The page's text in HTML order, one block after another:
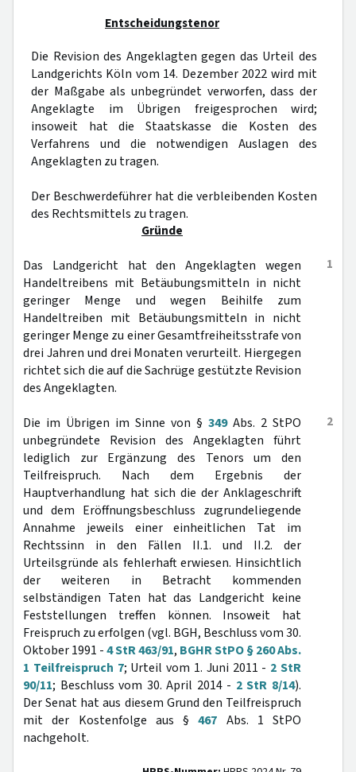
Entscheidungstenor
Die Revision des Angeklagten gegen das Urteil des
Landgerichts Köln vom 14. Dezember 2022 wird mit
der Maßgabe als unbegründet verworfen, dass der
Angeklagte im Übrigen freigesprochen wird;
insoweit hat die Staatskasse die Kosten des
Verfahrens und die notwendigen Auslagen des
Angeklagten zu tragen.
Der Beschwerdeführer hat die verbleibenden Kosten
des Rechtsmittels zu tragen.
Gründe
1
Das Landgericht hat den Angeklagten wegen
Handeltreibens mit Betäubungsmitteln in nicht
geringer Menge und wegen Beihilfe zum
Handeltreiben mit Betäubungsmitteln in nicht
geringer Menge zu einer Gesamtfreiheitsstrafe von
drei Jahren und drei Monaten verurteilt. Hiergegen
richtet sich die auf die Sachrüge gestützte Revision
des Angeklagten.
2
Die im Übrigen im Sinne von § 349Abs. 2 StPO
unbegründete Revision des Angeklagten führt
lediglich zur Ergänzung des Tenors um den
Teilfreispruch. Nach dem Ergebnis der
Hauptverhandlung hat sich die der Anklageschrift
und dem Eröffnungsbeschluss zugrundeliegende
Annahme jeweils einer einheitlichen Tat im
Rechtssinn in den Fällen II.1. und II.2. der
Urteilsgründe als fehlerhaft erwiesen. Hinsichtlich
der weiteren in Betracht kommenden
selbständigen Taten hat das Landgericht keine
Feststellungen treffen können. Insoweit hat
Freispruch zu erfolgen (vgl. BGH, Beschluss vom 30.
Oktober 1991 -4 StR 463/91, BGHR StPO § 260 Abs.
1 Teilfreispruch 7; Urteil vom 1. Juni 2011 - 2 StR
90/11; Beschluss vom 30. April 2014 - 2 StR 8/14).
Der Senat hat aus diesem Grund den Teilfreispruch
mit der Kostenfolge aus §467 Abs. 1 StPO
nachgeholt.